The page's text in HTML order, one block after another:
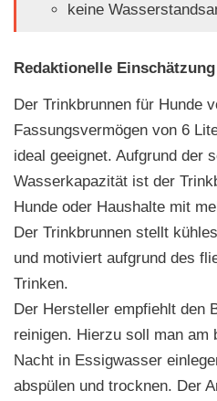
keine
Redaktionelle Einschätzung
Der Trinkbrunnen für Hunde
Fassungsvermögen von 6
ideal geeignet. Aufgrund der
Wasserkapazität ist der
Hunde oder Haushalte mit
Der Trinkbrunnen stellt
und motiviert aufgrund des
Trinken.
Der Hersteller empfiehlt den
reinigen. Hierzu soll man am
Nacht in Essigwasser
abspülen und trocknen. Der